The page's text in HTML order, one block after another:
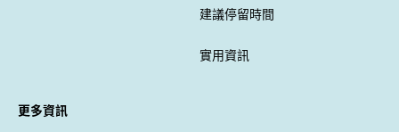
建議停留時間
實用資訊
更多資訊